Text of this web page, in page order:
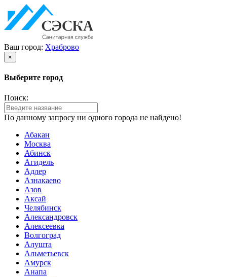
Ваш город: Храброво
×
Выберите город
Поиск:
По данному запросу ни одного города не найдено!
Абакан
Москва
Абинск
Агидель
Адлер
Азнакаево
Азов
Аксай
Челябинск
Александровск
Алексеевка
Волгоград
Алушта
Альметьевск
Амурск
Анапа